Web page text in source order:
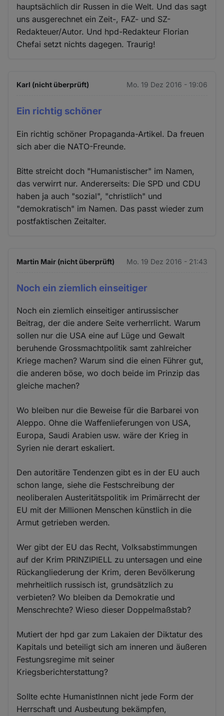
hauptsächlich dir Russen in die Welt. Und das sagt
uns ausgerechnet ein Zeit-, FAZ- und SZ-
Redakteuer/Autor. Und hpd-Redakteur Florian
Chefai setzt nichts dagegen. Traurig!
Karl (nicht überprüft) Mo. 19 Dez 2016 - 19:06
Ein richtig schöner
Ein richtig schöner Propaganda-Artikel. Da freuen
sich aber die NATO-Freunde.
Bitte streicht doch "Humanistischer" im Namen,
das verwirrt nur. Andererseits: Die SPD und CDU
haben ja auch "sozial", "christlich" und
"demokratisch" im Namen. Das passt wieder zum
postfaktischen Zeitalter.
Martin Mair (nicht überprüft) Mo. 19 Dez 2016 - 21:43
Noch ein ziemlich einseitiger
Noch ein ziemlich einseitiger antirussischer
Beitrag, der die andere Seite verherrlicht. Warum
sollen nur die USA eine auf Lüge und Gewalt
beruhende Grossmachtpolitik samt zahlreicher
Kriege machen? Warum sind die einen Führer gut,
die anderen böse, wo doch beide im Prinzip das
gleiche machen?
Wo bleiben nur die Beweise für die Barbarei von
Aleppo. Ohne die Waffenlieferungen von USA,
Europa, Saudi Arabien usw. wäre der Krieg in
Syrien nie derart eskaliert.
Den autoritäre Tendenzen gibt es in der EU auch
schon lange, siehe die Festschreibung der
neoliberalen Austeritätspolitik im Primärrecht der
EU mit der Millionen Menschen künstlich in die
Armut getrieben werden.
Wer gibt der EU das Recht, Volksabstimmungen
auf der Krim PRINZIPIELL zu untersagen und eine
Rückangliederung der Krim, deren Bevölkerung
mehrheitlich russisch ist, grundsätzlich zu
verbieten? Wo bleiben da Demokratie und
Menschrechte? Wieso dieser Doppelmaßstab?
Mutiert der hpd gar zum Lakaien der Diktatur des
Kapitals und beteiligt sich am inneren und äußeren
Festungsregime mit seiner
Kriegsberichterstattung?
Sollte echte HumanistInnen nicht jede Form der
Herrschaft und Ausbeutung bekämpfen,